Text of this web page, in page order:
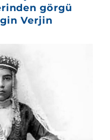
görgü
Verjin